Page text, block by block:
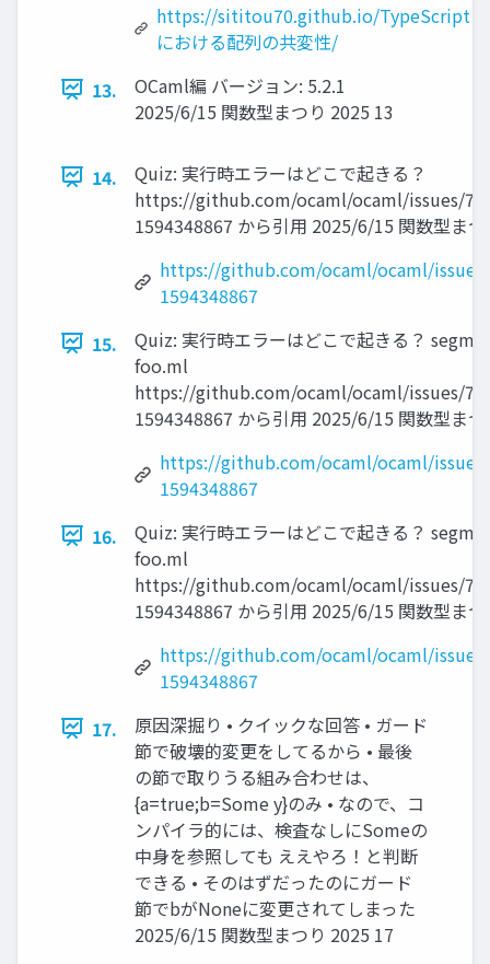
https://sititou70.github.io/TypeScript
における配列の共変性/
13.
OCaml編 バージョン: 5.2.1
2025/6/15 関数型まつり 2025 13
14.
Quiz: 実行時エラーはどこで起きる？
https://github.com/ocaml/ocaml/issues/
1594348867 から引用 2025/6/15 関数型ま
https://github.com/ocaml/ocaml/
1594348867
15.
Quiz: 実行時エラーはどこで起きる？
foo.ml
https://github.com/ocaml/ocaml/issues/
1594348867 から引用 2025/6/15 関数型ま
https://github.com/ocaml/ocaml/
1594348867
16.
Quiz: 実行時エラーはどこで起きる？
foo.ml
https://github.com/ocaml/ocaml/issues/
1594348867 から引用 2025/6/15 関数型ま
https://github.com/ocaml/ocaml/
1594348867
17.
原因深掘り • クイックな回答 • ガード
節で破壊的変更をしてるから • 最後
の節で取りうる組み合わせは、
{a=true;b=Some y}のみ • なので、コ
ンパイラ的には、検査なしにSomeの
中身を参照しても ええやろ！と判断
できる • そのはずだったのにガード
節でbがNoneに変更されてしまった
2025/6/15 関数型まつり 2025 17